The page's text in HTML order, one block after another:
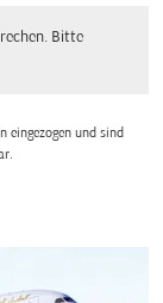
Bitte
eingezogen und sind